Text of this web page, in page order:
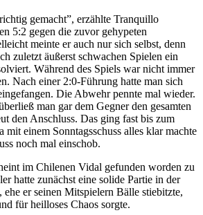
gemacht”, erzählte Tranquillo
5:2 gegen die zuvor gehypeten
meinte er auch nur sich selbst, denn
zuletzt äußerst schwachen Spielen ein
Während des Spiels war nicht immer
Nach einer 2:0-Führung hatte man sich
Die Abwehr pennte mal wieder.
man gar dem Gegner den gesamten
den Anschluss. Das ging fast bis zum
mit einem Sonntagsschuss alles klar machte
noch mal einschob.
im Chilenen Vidal gefunden worden zu
hatte zunächst eine solide Partie in der
ehe er seinen Mitspielern Bälle stiebitzte,
für heilloses Chaos sorgte.